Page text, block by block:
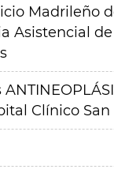
Madrileño
Asistencial
Clínico